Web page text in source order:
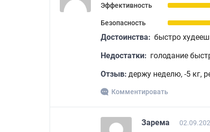
Эффективность
Безопасность
Достоинства: быстро
Недостатки: голодание
Отзыв: держу неделю, -5 кг,
Комментировать
Зарема